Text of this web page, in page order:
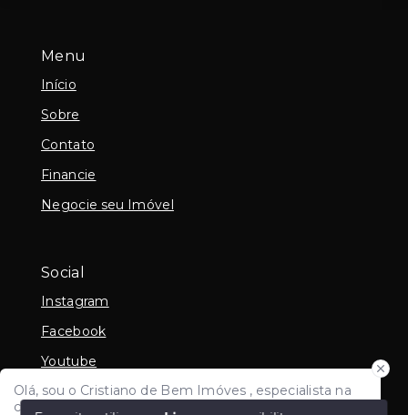
Olá, sou o Cristiano de Bem Imóves , especialista na
compra e venda de imoveis e avaliação imobiliária em
Menu
Início
Sobre
Contato
Financie
Negocie seu Imóvel
Social
Instagram
Facebook
Youtube
Linkedin